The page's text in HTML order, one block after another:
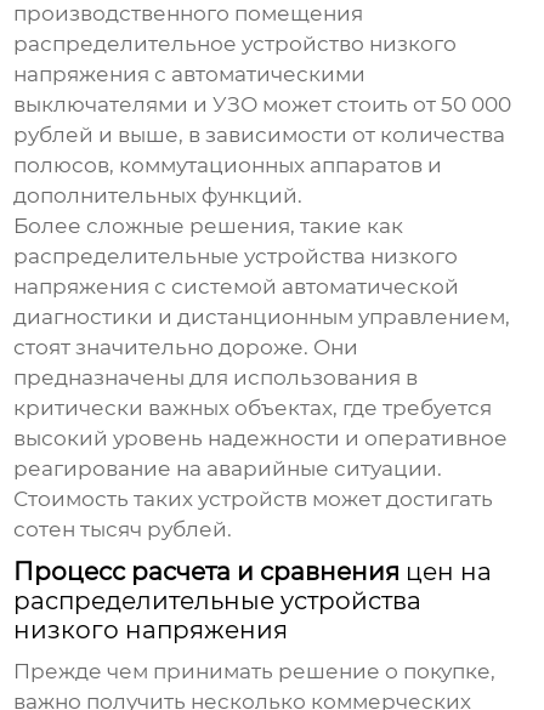
производственного помещения
распределительное устройство низкого
напряжения с автоматическими
выключателями и УЗО может стоить от 50 000
рублей и выше, в зависимости от количества
полюсов, коммутационных аппаратов и
дополнительных функций.
Более сложные решения, такие как
распределительные устройства низкого
напряжения с системой автоматической
диагностики и дистанционным управлением,
стоят значительно дороже. Они
предназначены для использования в
критически важных объектах, где требуется
высокий уровень надежности и оперативное
реагирование на аварийные ситуации.
Стоимость таких устройств может достигать
сотен тысяч рублей.
Процесс расчета и сравнения цен на
распределительные устройства
низкого напряжения
Прежде чем принимать решение о покупке,
важно получить несколько коммерческих